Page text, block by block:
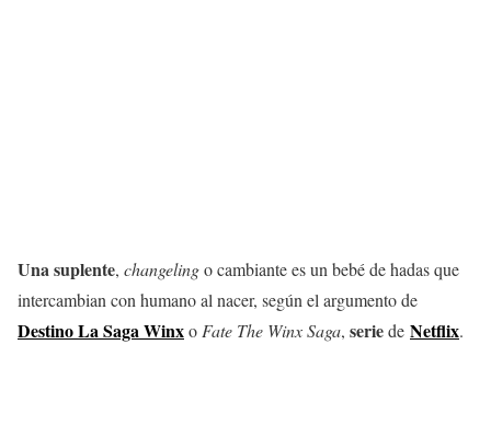
Una suplente, changelingo cambiante es un bebé de hadas que
intercambian con humano al nacer, según el argumento de
Destino La Saga Winxo Fate The Winx Saga, seriede Netflix.